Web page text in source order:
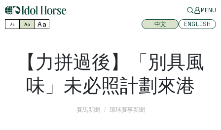
MENU
Aa Aa Aa 中文 ENGLISH
【力拼過後】「別具風
味」未必照計劃來港
賽馬新聞 環球賽事新聞